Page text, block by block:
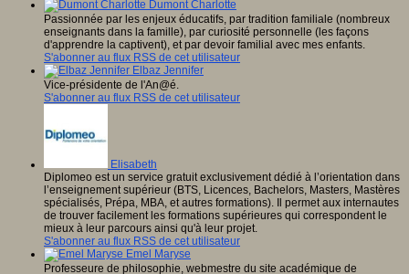
Dumont Charlotte
Passionnée par les enjeux éducatifs, par tradition familiale (nombreux
enseignants dans la famille), par curiosité personnelle (les façons
d'apprendre la captivent), et par devoir familial avec mes enfants.
S'abonner au flux RSS de cet utilisateur
Elbaz Jennifer
Vice-présidente de l'An@é.
S'abonner au flux RSS de cet utilisateur
Elisabeth
Diplomeo est un service gratuit exclusivement dédié à l’orientation dans
l’enseignement supérieur (BTS, Licences, Bachelors, Masters, Mastères
spécialisés, Prépa, MBA, et autres formations). Il permet aux internautes
de trouver facilement les formations supérieures qui correspondent le
mieux à leur parcours ainsi qu'à leur projet.
S'abonner au flux RSS de cet utilisateur
Emel Maryse
Professeure de philosophie, webmestre du site académique de